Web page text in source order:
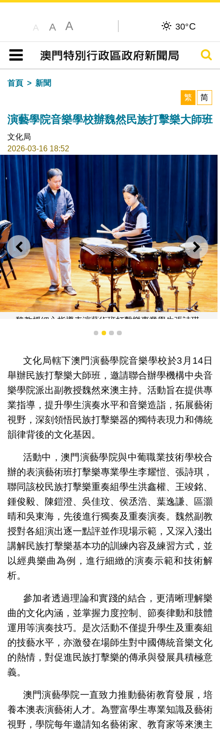
A A A 30°C
目錄
搜尋
首頁
新聞
繁
简
演藝學院音樂學校辦魏然民族打擊樂大師班
文化局
2026-03-16 18:52
上一則 下一
魏教授細心指導表演藝術班打擊樂專業學生張詩琪
1 2 3 4
文化局轄下澳門演藝學院音樂學校於3月14日
舉辦民族打擊樂大師班，邀請聯合辦學機構中央音
樂學院派出副教授魏然來澳主持。活動旨在提供專
業指導，提升學生演奏水平和音樂造詣，拓展藝術
視野，深刻領悟民族打擊樂器的獨特表現力和傳統
韻律背後的文化基因。
活動中，澳門演藝學院與中葡職業技術學校合
辦的表演藝術班打擊樂專業學生李耀愷、張詩琪，
聯同該校民族打擊樂重奏組學生洪鑫權、王竣銘、
鍾俊毅、陳鎧澄、吳佳玟、侯丞浩、葉逸謙、區灝
晴和吳東海，先後進行獨奏及重奏演奏。魏然副教
授對各組演出逐一點評並作現場示範，又深入淺出
講解民族打擊樂基本功的訓練內容及練習方式，並
以經典樂曲為例，進行細緻的演奏示範和技術解
析。
參加者透過理論和實踐的結合，更清晰理解樂
曲的文化內涵，並掌握力度控制、節奏律動和肢體
運用等演奏技巧。是次活動不僅提升學生及重奏組
的技藝水平，亦激發在場師生對中國傳統音樂文化
的熱情，對促進民族打擊樂的傳承與發展具積極意
義。
澳門演藝學院一直致力推動藝術教育發展，培
養本澳表演藝術人才。為豐富學生專業知識及藝術
視野，學院每年邀請知名藝術家、教育家等來澳主